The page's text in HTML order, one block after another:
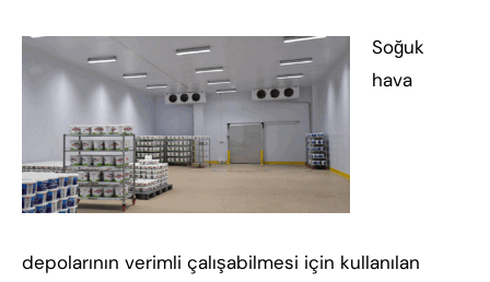
Soğuk
hava
depolarının verimli çalışabilmesi için kullanılan